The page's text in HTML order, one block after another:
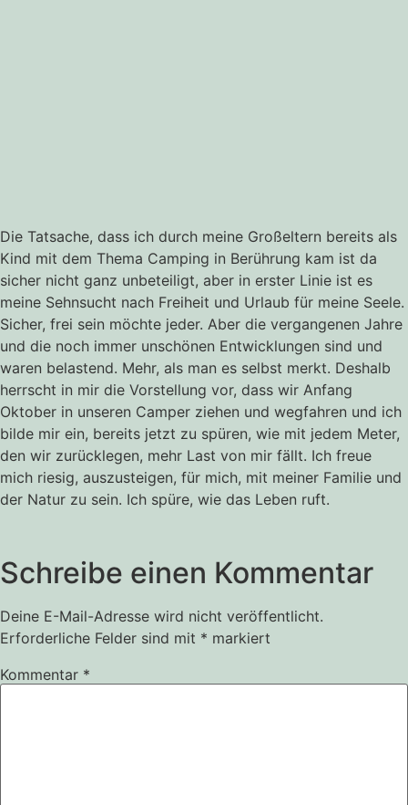
Die Tatsache, dass ich durch meine Großeltern bereits als
Kind mit dem Thema Camping in Berührung kam ist da
sicher nicht ganz unbeteiligt, aber in erster Linie ist es
meine Sehnsucht nach Freiheit und Urlaub für meine Seele.
Sicher, frei sein möchte jeder. Aber die vergangenen Jahre
und die noch immer unschönen Entwicklungen sind und
waren belastend. Mehr, als man es selbst merkt. Deshalb
herrscht in mir die Vorstellung vor, dass wir Anfang
Oktober in unseren Camper ziehen und wegfahren und ich
bilde mir ein, bereits jetzt zu spüren, wie mit jedem Meter,
den wir zurücklegen, mehr Last von mir fällt. Ich freue
mich riesig, auszusteigen, für mich, mit meiner Familie und
der Natur zu sein. Ich spüre, wie das Leben ruft.
Schreibe einen Kommentar
Deine E-Mail-Adresse wird nicht veröffentlicht.
Erforderliche Felder sind mit * markiert
Kommentar *